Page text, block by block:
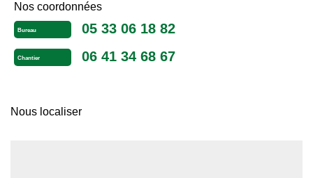
Nos coordonnées
Bureau 05 33 06 18 82
Chantier 06 41 34 68 67
Nous localiser